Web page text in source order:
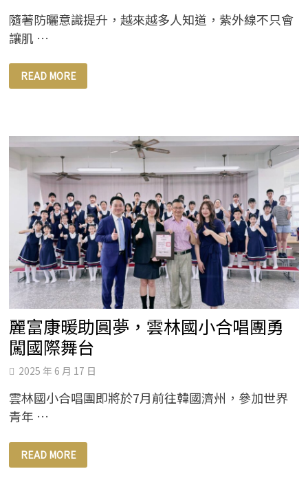
隨著防曬意識提升，越來越多人知道，紫外線不只會
讓肌 …
麗
富
康
防
曬
乳」
清
海
洋
友
善
X
盛
夏
必
備，
輕
妝
日
常
到
親
子
出
都
安
心
防
READ MORE
麗富康暖助圓夢，雲林國小合唱團勇
闖國際舞台
2025 年 6 月 17 日
雲林國小合唱團即將於7月前往韓國濟州，參加世界
青年 …
麗
富
康
READ MORE